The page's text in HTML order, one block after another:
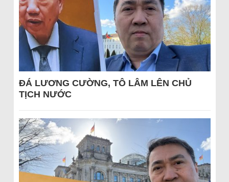
ĐÁ LƯƠNG CƯỜNG, TÔ LÂM LÊN CHỦ
TỊCH NƯỚC